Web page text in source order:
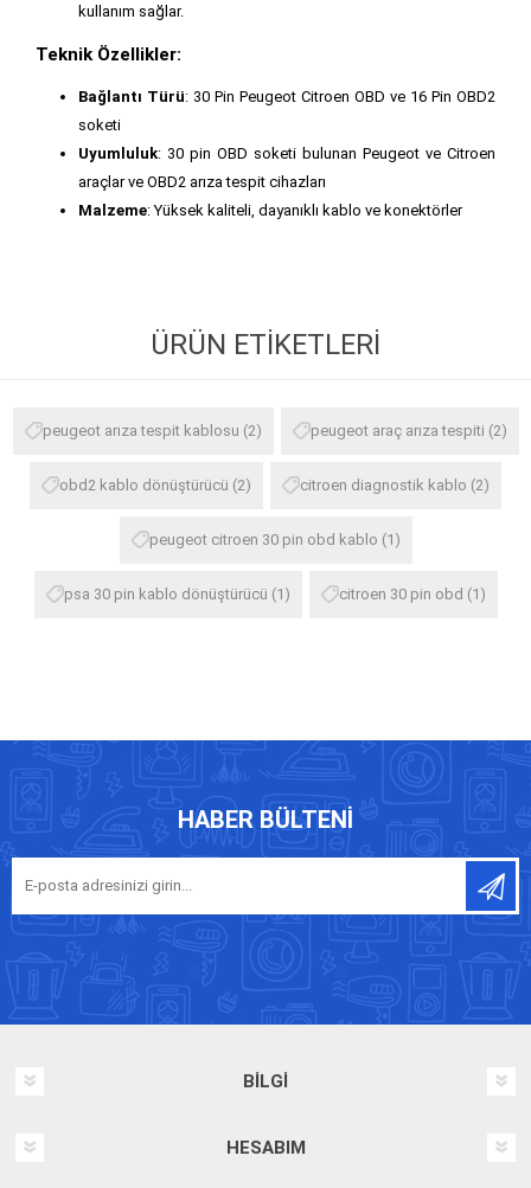
kullanım sağlar.
Teknik Özellikler:
Bağlantı Türü: 30 Pin Peugeot Citroen OBD ve 16 Pin OBD2
soketi
Uyumluluk: 30 pin OBD soketi bulunan Peugeot ve Citroen
araçlar ve OBD2 arıza tespit cihazları
Malzeme: Yüksek kaliteli, dayanıklı kablo ve konektörler
ÜRÜN ETIKETLERI
peugeot arıza tespit kablosu (2) peugeot araç arıza tespiti (2)
obd2 kablo dönüştürücü (2) citroen diagnostik kablo (2)
peugeot citroen 30 pin obd kablo (1)
psa 30 pin kablo dönüştürücü (1) citroen 30 pin obd (1)
HABER BÜLTENI
BILGI
HESABIM